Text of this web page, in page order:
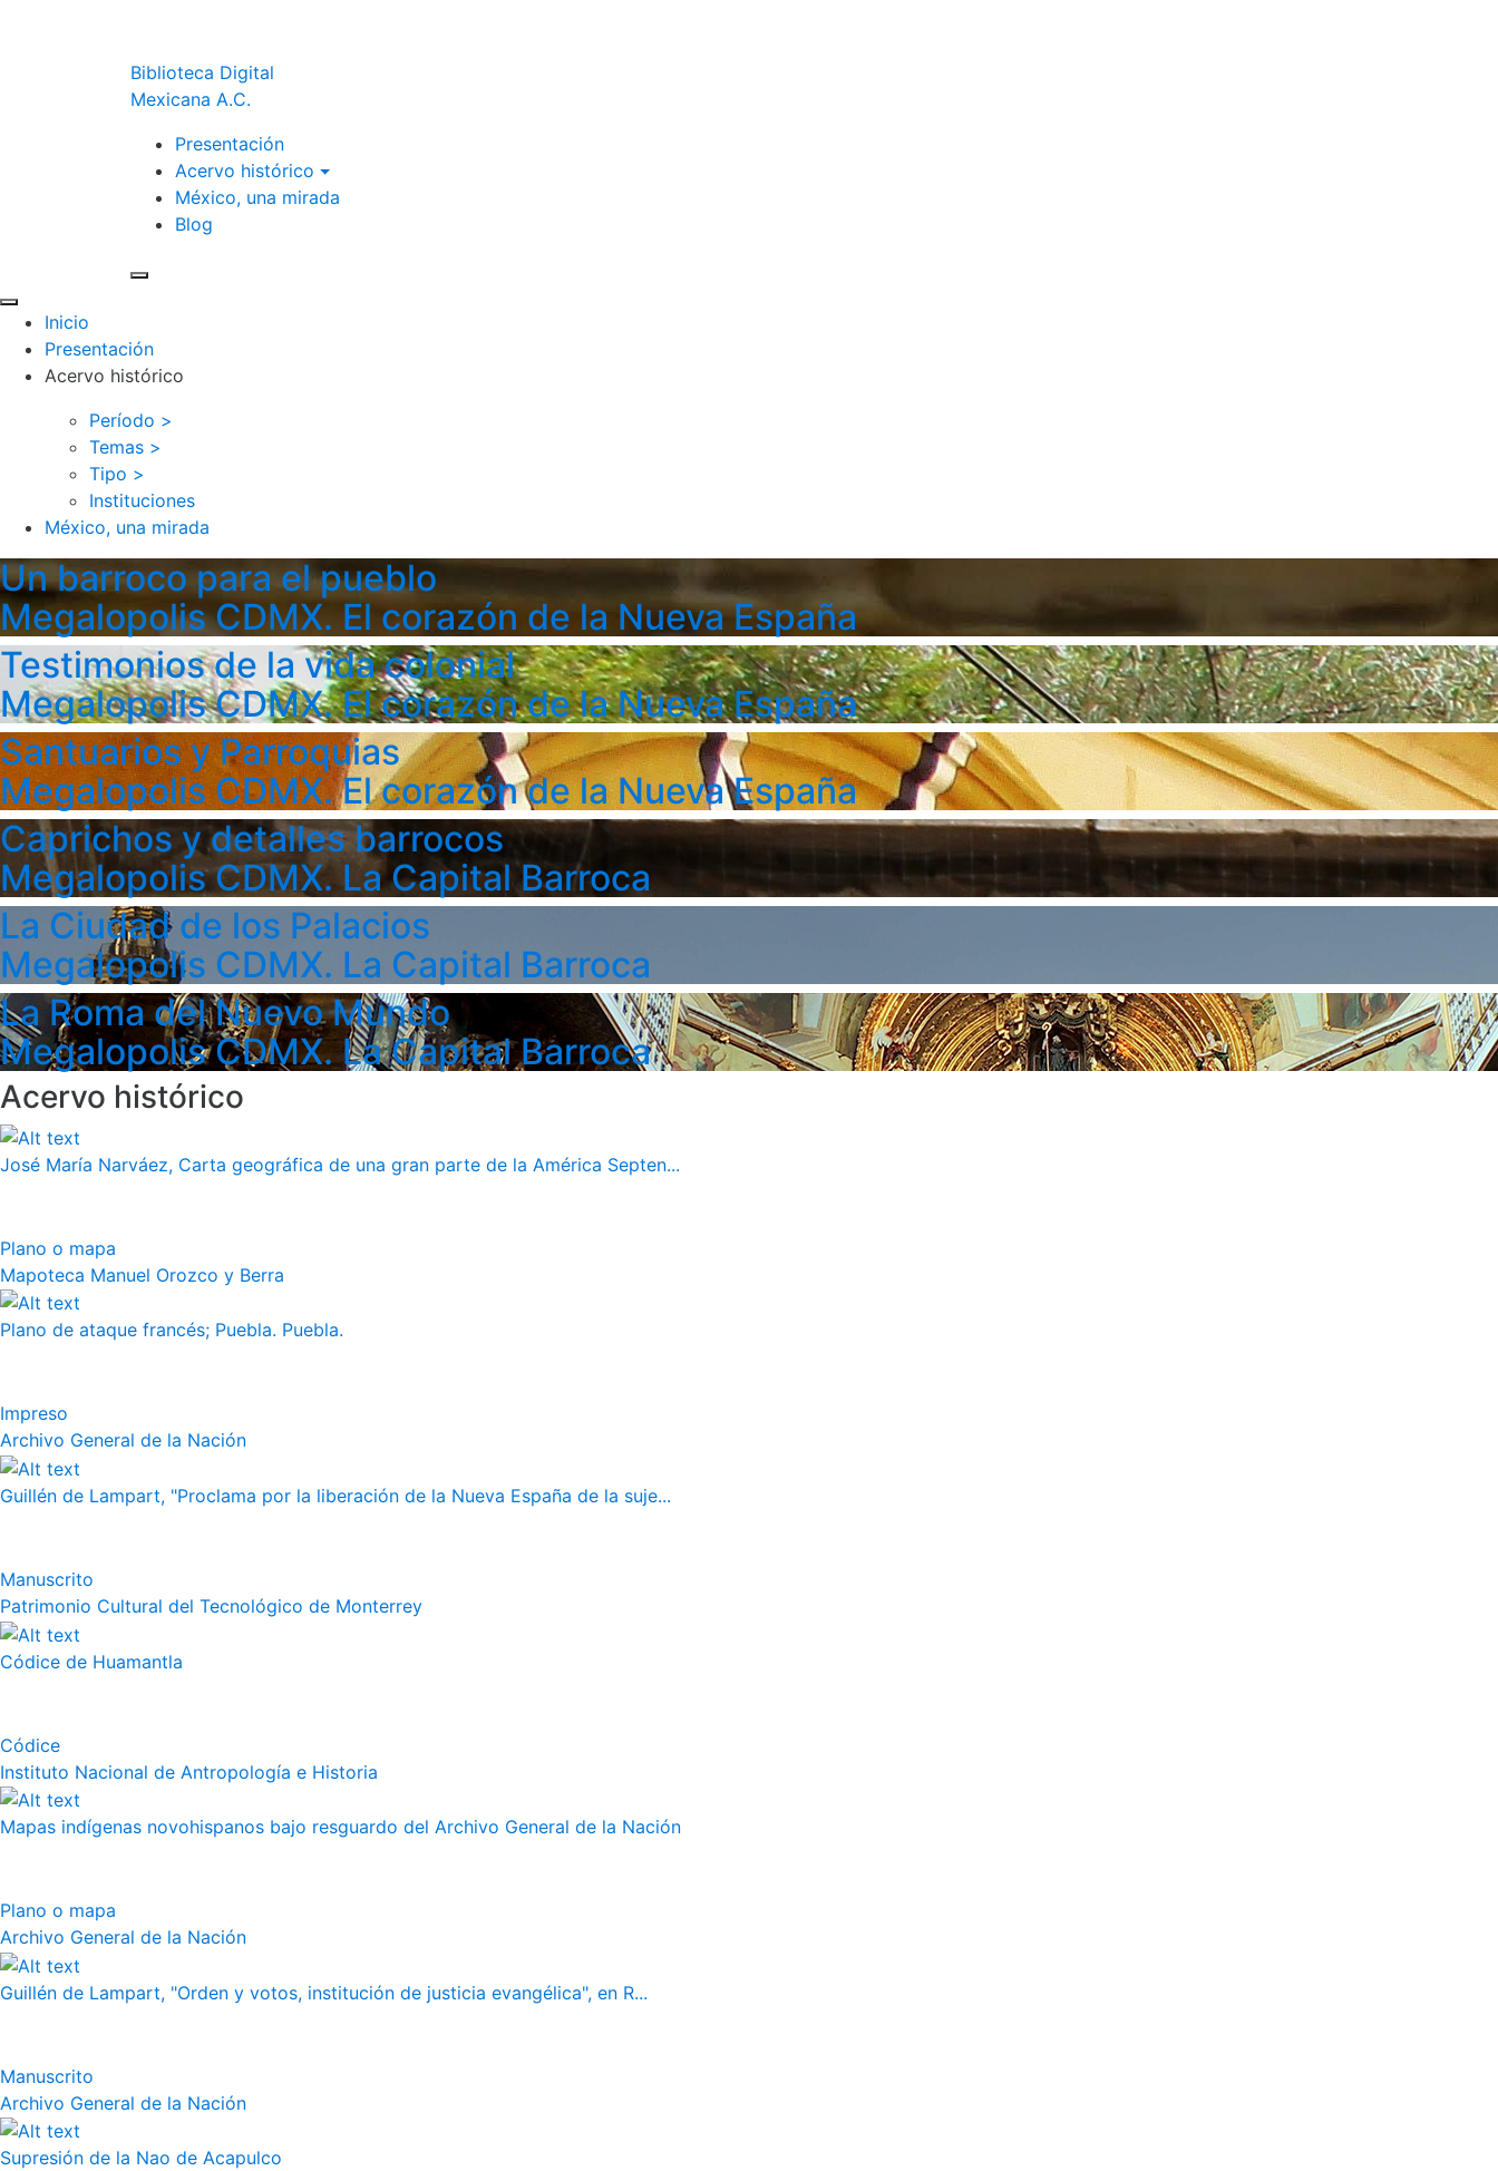
Biblioteca Digital
Mexicana A.C.
Presentación
Acervo histórico
México, una mirada
Blog
Inicio
Presentación
Acervo histórico
Período >
Temas >
Tipo >
Instituciones
México, una mirada
Un barroco para el pueblo
Megalopolis CDMX. El corazón de la Nueva España
Testimonios de la vida colonial
Megalopolis CDMX. El corazón de la Nueva España
Santuarios y Parroquias
Megalopolis CDMX. El corazón de la Nueva España
Caprichos y detalles barrocos
Megalopolis CDMX. La Capital Barroca
La Ciudad de los Palacios
Megalopolis CDMX. La Capital Barroca
La Roma del Nuevo Mundo
Megalopolis CDMX. La Capital Barroca
Acervo histórico
José María Narváez, Carta geográfica de una gran parte de la América Septen...
Plano o mapa
Mapoteca Manuel Orozco y Berra
Plano de ataque francés; Puebla. Puebla.
Impreso
Archivo General de la Nación
Guillén de Lampart, "Proclama por la liberación de la Nueva España de la suje...
Manuscrito
Patrimonio Cultural del Tecnológico de Monterrey
Códice de Huamantla
Códice
Instituto Nacional de Antropología e Historia
Mapas indígenas novohispanos bajo resguardo del Archivo General de la Nación
Plano o mapa
Archivo General de la Nación
Guillén de Lampart, "Orden y votos, institución de justicia evangélica", en R...
Manuscrito
Archivo General de la Nación
Supresión de la Nao de Acapulco